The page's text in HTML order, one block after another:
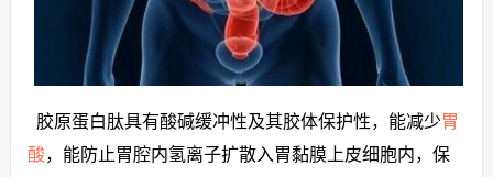
胶原蛋白肽具有酸碱缓冲性及其胶体保护性，能减少胃
酸，能防止胃腔内氢离子扩散入胃黏膜上皮细胞内，保